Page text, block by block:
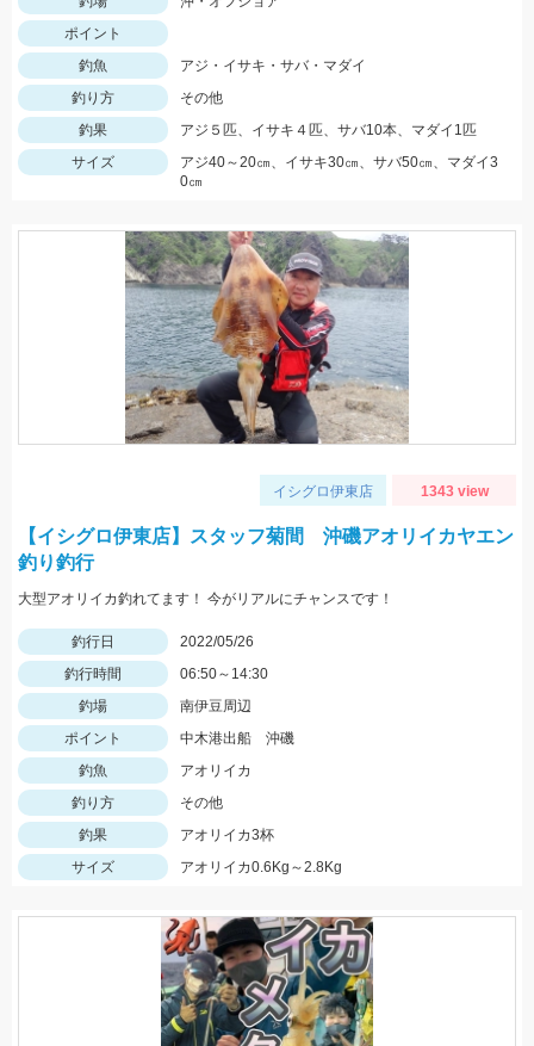
ポイント
釣魚
アジ・イサキ・サバ・マダイ
釣り方
その他
釣果
アジ５匹、イサキ４匹、サバ10本、マダイ1匹
サイズ
アジ40～20㎝、イサキ30㎝、サバ50㎝、マダイ3
0㎝
イシグロ伊東店 1343 view
【イシグロ伊東店】スタッフ菊間 沖磯アオリイカヤエン
釣り釣行
大型アオリイカ釣れてます！ 今がリアルにチャンスです！
釣行日
2022/05/26
釣行時間
06:50～14:30
釣場
南伊豆周辺
ポイント
中木港出船 沖磯
釣魚
アオリイカ
釣り方
その他
釣果
アオリイカ3杯
サイズ
アオリイカ0.6Kg～2.8Kg